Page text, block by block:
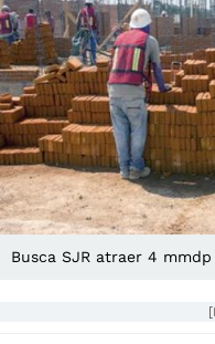
Busca SJR atraer 4 mmdp